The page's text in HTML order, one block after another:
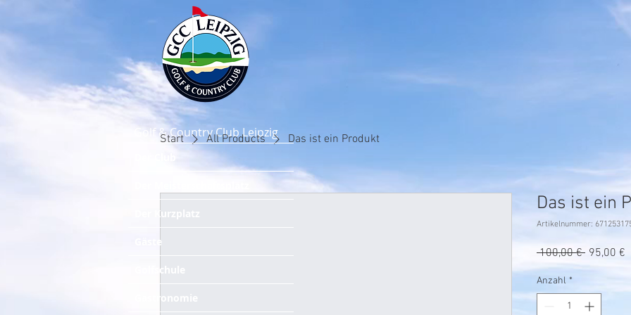
Golf & Country Club Leipzig
Start All Products Das ist ein Produkt
Das ist ein
Artikelnummer:
100,00 € 95,00 €
Anzahl *
Der Kurzplatz
Gäste
Golfschule
Gastronomie